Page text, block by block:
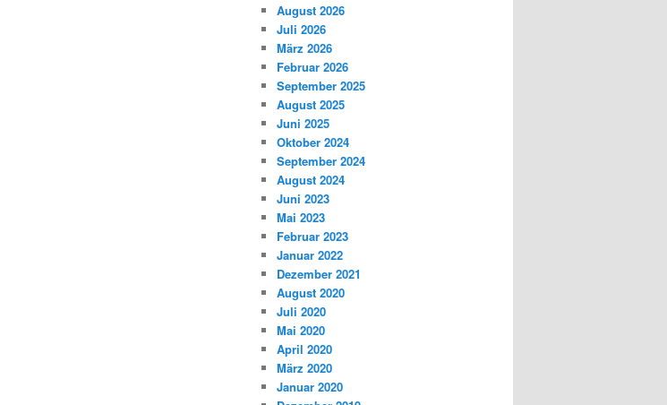
August 2026
Juli 2026
März 2026
Februar 2026
September 2025
August 2025
Juni 2025
Oktober 2024
September 2024
August 2024
Juni 2023
Mai 2023
Februar 2023
Januar 2022
Dezember 2021
August 2020
Juli 2020
Mai 2020
April 2020
März 2020
Januar 2020